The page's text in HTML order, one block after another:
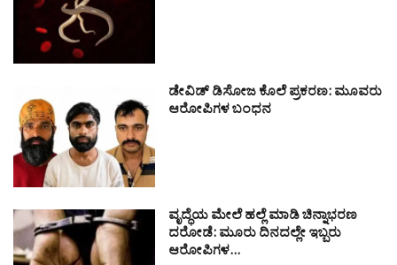
ಡೇವಿಡ್ ಡಿಸೋಜ ಕೊಲೆ ಪ್ರಕರಣ: ಮೂವರು
ಆರೋಪಿಗಳ ಬಂಧನ
ವೃದ್ಧೆಯ ಮೇಲೆ ಹಲ್ಲೆ ಮಾಡಿ ಚಿನ್ನಾಭರಣ
ದರೋಡೆ: ಮೂರು ದಿನದಲ್ಲೇ ಇಬ್ಬರು
ಆರೋಪಿಗಳ…